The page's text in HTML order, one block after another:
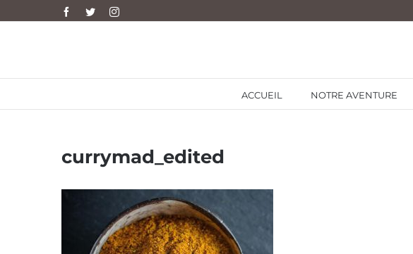
FacebookTwitterInstagram
ACCUEIL NOTRE AVENTURE
currymad_edited